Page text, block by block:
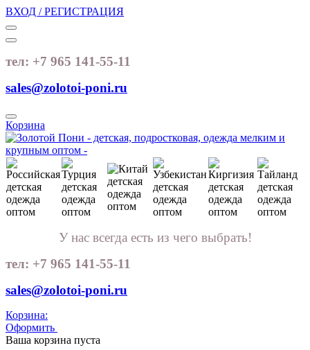
ВХОД / РЕГИСТРАЦИЯ
тел: +7 965 141-55-11
sales@zolotoi-poni.ru
Корзина
У нас всегда есть из чего выбрать!
тел: +7 965 141-55-11
sales@zolotoi-poni.ru
Корзина:
Оформить
Ваша корзина пуста